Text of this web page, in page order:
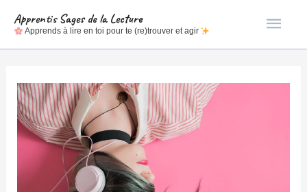
Apprentis Sages de la Lecture
Apprends à lire en toi pour te (re)trouver et agir